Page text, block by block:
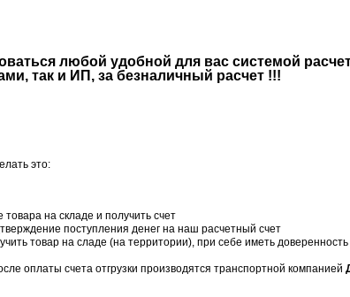
любой удобной для вас системой
так и ИП, за безналичный расчет !!!
это:
на складе и получить счет
поступления денег на наш расчетный счет
товар на сладе (на территории), при себе иметь
оплаты счета отгрузки производятся транспортной компанией